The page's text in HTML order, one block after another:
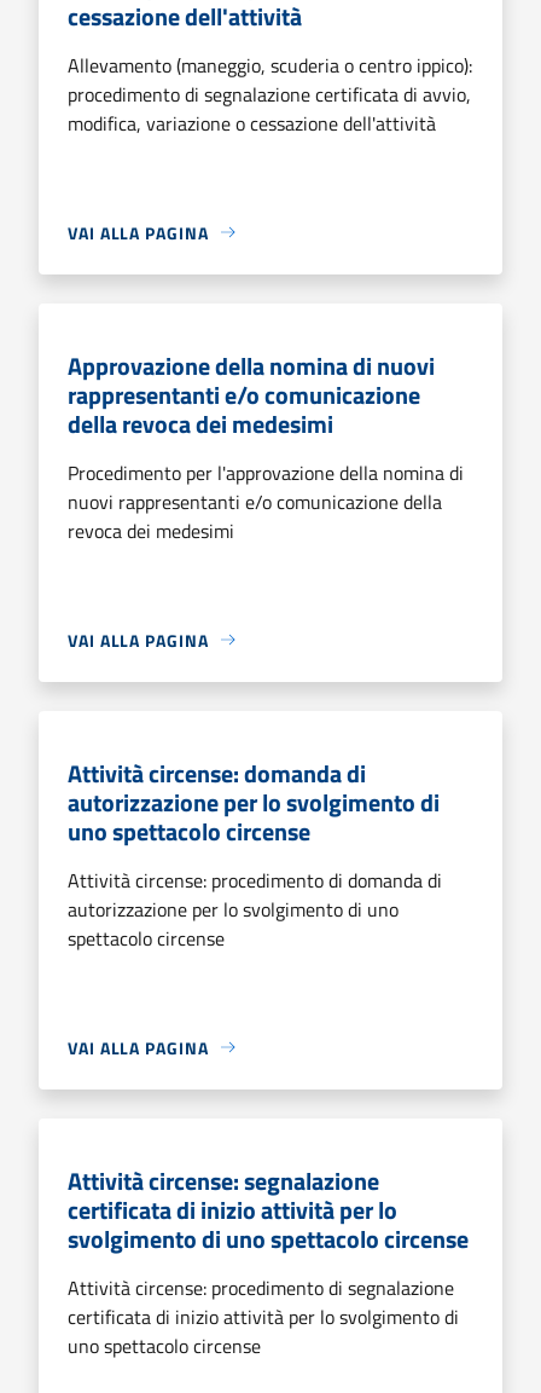
cessazione dell'attività
Allevamento (maneggio, scuderia o centro ippico):
procedimento di segnalazione certificata di avvio,
modifica, variazione o cessazione dell'attività
VAI ALLA PAGINA
Approvazione della nomina di nuovi
rappresentanti e/o comunicazione
della revoca dei medesimi
Procedimento per l'approvazione della nomina di
nuovi rappresentanti e/o comunicazione della
revoca dei medesimi
VAI ALLA PAGINA
Attività circense: domanda di
autorizzazione per lo svolgimento di
uno spettacolo circense
Attività circense: procedimento di domanda di
autorizzazione per lo svolgimento di uno
spettacolo circense
VAI ALLA PAGINA
Attività circense: segnalazione
certificata di inizio attività per lo
svolgimento di uno spettacolo circense
Attività circense: procedimento di segnalazione
certificata di inizio attività per lo svolgimento di
uno spettacolo circense